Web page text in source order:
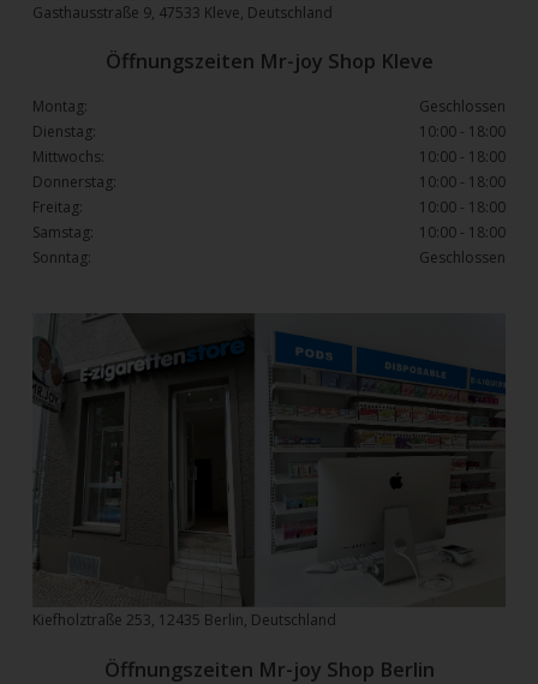
Gasthausstraße 9, 47533 Kleve, Deutschland
Kiefholztraße 253, 12435 Berlin, Deutschland
Öffnungszeiten Mr-joy Shop Kleve
Montag:
Geschlossen
Dienstag:
10:00 - 18:00
Mittwochs:
10:00 - 18:00
Donnerstag:
10:00 - 18:00
Freitag:
10:00 - 18:00
Samstag:
10:00 - 18:00
Sonntag:
Geschlossen
Öffnungszeiten Mr-joy Shop Berlin